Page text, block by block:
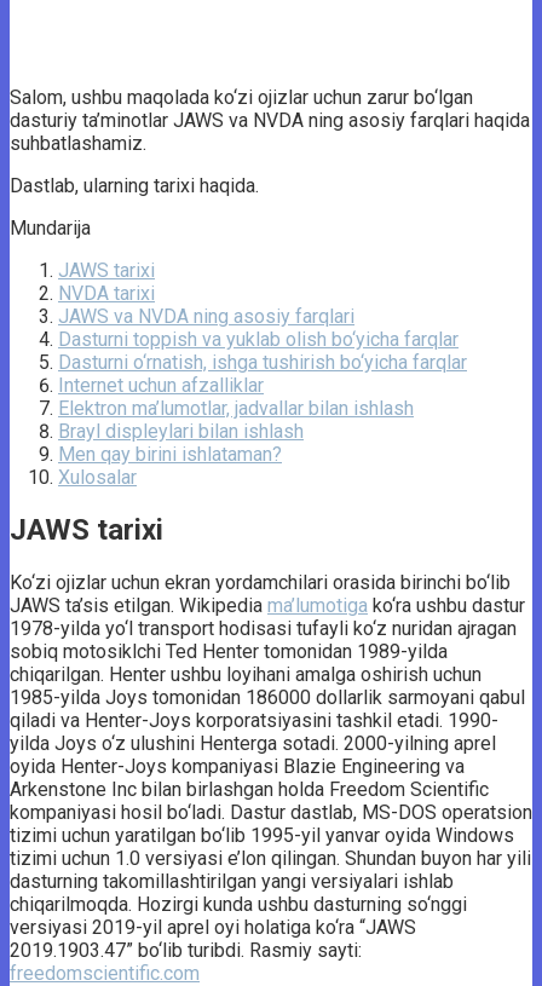
Salom, ushbu maqolada ko‘zi ojizlar uchun zarur bo‘lgan
dasturiy ta’minotlar JAWS va NVDA ning asosiy farqlari haqida
suhbatlashamiz.
Dastlab, ularning tarixi haqida.
Mundarija
JAWS tarixi
NVDA tarixi
JAWS va NVDA ning asosiy farqlari
Dasturni toppish va yuklab olish bo‘yicha farqlar
Dasturni o‘rnatish, ishga tushirish bo‘yicha farqlar
Internet uchun afzalliklar
Elektron ma’lumotlar, jadvallar bilan ishlash
Brayl displeylari bilan ishlash
Men qay birini ishlataman?
Xulosalar
JAWS tarixi
Ko‘zi ojizlar uchun ekran yordamchilari orasida birinchi bo‘lib
JAWS ta’sis etilgan. Wikipedia ma’lumotiga ko‘ra ushbu dastur
1978-yilda yo‘l transport hodisasi tufayli ko‘z nuridan ajragan
sobiq motosiklchi Ted Henter tomonidan 1989-yilda
chiqarilgan. Henter ushbu loyihani amalga oshirish uchun
1985-yilda Joys tomonidan 186000 dollarlik sarmoyani qabul
qiladi va Henter-Joys korporatsiyasini tashkil etadi. 1990-
yilda Joys o‘z ulushini Henterga sotadi. 2000-yilning aprel
oyida Henter-Joys kompaniyasi Blazie Engineering va
Arkenstone Inc bilan birlashgan holda Freedom Scientific
kompaniyasi hosil bo‘ladi. Dastur dastlab, MS-DOS operatsion
tizimi uchun yaratilgan bo‘lib 1995-yil yanvar oyida Windows
tizimi uchun 1.0 versiyasi e’lon qilingan. Shundan buyon har yili
dasturning takomillashtirilgan yangi versiyalari ishlab
chiqarilmoqda. Hozirgi kunda ushbu dasturning so‘nggi
versiyasi 2019-yil aprel oyi holatiga ko‘ra “JAWS
2019.1903.47” bo‘lib turibdi. Rasmiy sayti:
freedomscientific.com